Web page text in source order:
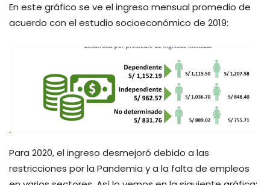
En este gráfico se ve el ingreso mensual promedio de
acuerdo con el estudio socioeconómico de 2019:
Para 2020, el ingreso desmejoró debido a las
restricciones por la Pandemia y a la falta de empleos